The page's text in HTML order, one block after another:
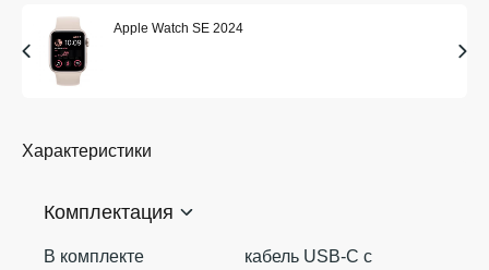
Apple Watch SE 2024
Характеристики
Комплектация
В комплекте
кабель USB‑C с